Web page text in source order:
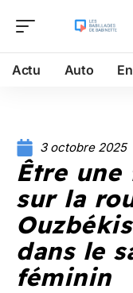
Actu Auto
3 octobre 2025
Être une
sur la
dans le
féminin